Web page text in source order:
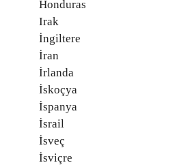
Honduras
Irak
İngiltere
İran
İrlanda
İskoçya
İspanya
İsrail
İsveç
İsviçre